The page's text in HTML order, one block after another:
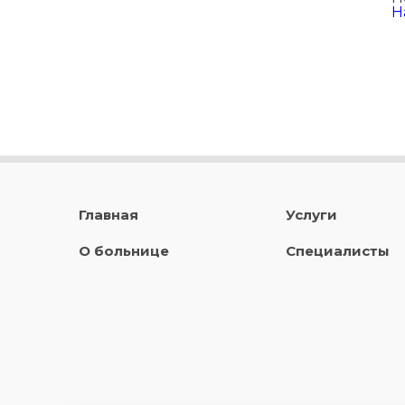
Главная
О больнице
Услуги
Специалисты